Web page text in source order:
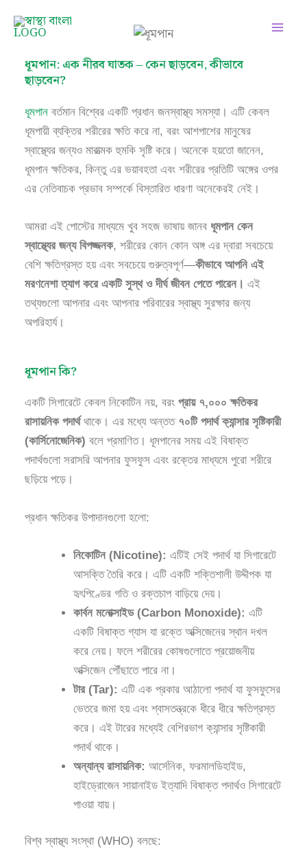
ধূমপান: এক নীরব ঘাতক – কেন ছাড়বেন, কীভাবে
ছাড়বেন?
ধূমপান বর্তমান বিশ্বের একটি প্রধান জনস্বাস্থ্য সমস্যা। এটি কেবল
ধূমপায়ী ব্যক্তির শরীরের ক্ষতি করে না, বরং আশপাশের মানুষের
স্বাস্থ্যের জন্যও মারাত্মক হুমকি সৃষ্টি করে। অনেকে হয়তো জানেন,
ধূমপান ক্ষতিকর, কিন্তু এর ভয়াবহতা এবং শরীরের প্রতিটি অঙ্গের ওপর
এর নেতিবাচক প্রভাব সম্পর্কে বিস্তারিত ধারণা অনেকেরই নেই।
আমরা এই পোস্টের মাধ্যমে খুব সহজ ভাষায় জানব ধূমপান কেন
স্বাস্থ্যের জন্য বিপজ্জনক, শরীরের কোন কোন অঙ্গ এর দ্বারা সবচেয়ে
বেশি ক্ষতিগ্রস্ত হয় এবং সবচেয়ে গুরুত্বপূর্ণ—কীভাবে আপনি এই
মরণনেশা ত্যাগ করে একটি সুস্থ ও দীর্ঘ জীবন পেতে পারেন। এই
তথ্যগুলো আপনার এবং আপনার পরিবারের স্বাস্থ্য সুরক্ষার জন্য
অপরিহার্য।
ধূমপান কি?
একটি সিগারেটে কেবল নিকোটিন নয়, বরংপ্রায় ৭,০০০ ক্ষতিকর
রাসায়নিক পদার্থথাকে। এর মধ্যে অন্তত ৭০টি পদার্থ ক্যান্সার সৃষ্টিকারী
(কার্সিনোজেনিক) বলে প্রমাণিত। ধূমপানের সময় এই বিষাক্ত
পদার্থগুলো সরাসরি আপনার ফুসফুস এবং রক্তের মাধ্যমে পুরো শরীরে
ছড়িয়ে পড়ে।
প্রধান ক্ষতিকর উপাদানগুলো হলো:
নিকোটিন (Nicotine): এটিই সেই পদার্থ যা সিগারেটে
আসক্তি তৈরি করে। এটি একটি শক্তিশালী উদ্দীপক যা
হৃৎপিণ্ডের গতি ও রক্তচাপ বাড়িয়ে দেয়।
কার্বন মনোক্সাইড (Carbon Monoxide): এটি
একটি বিষাক্ত গ্যাস যা রক্তে অক্সিজেনের স্থান দখল
করে নেয়। ফলে শরীরের কোষগুলোতে প্রয়োজনীয়
অক্সিজেন পৌঁছাতে পারে না।
টার (Tar): এটি এক প্রকার আঠালো পদার্থ যা ফুসফুসের
ভেতরে জমা হয় এবং শ্বাসতন্ত্রকে ধীরে ধীরে ক্ষতিগ্রস্ত
করে। এই টারের মধ্যেই বেশিরভাগ ক্যান্সার সৃষ্টিকারী
পদার্থ থাকে।
অন্যান্য রাসায়নিক: আর্সেনিক, ফরমালডিহাইড,
হাইড্রোজেন সায়ানাইড ইত্যাদি বিষাক্ত পদার্থও সিগারেটে
পাওয়া যায়।
বিশ্ব স্বাস্থ্য সংস্থা (WHO) বলছে: